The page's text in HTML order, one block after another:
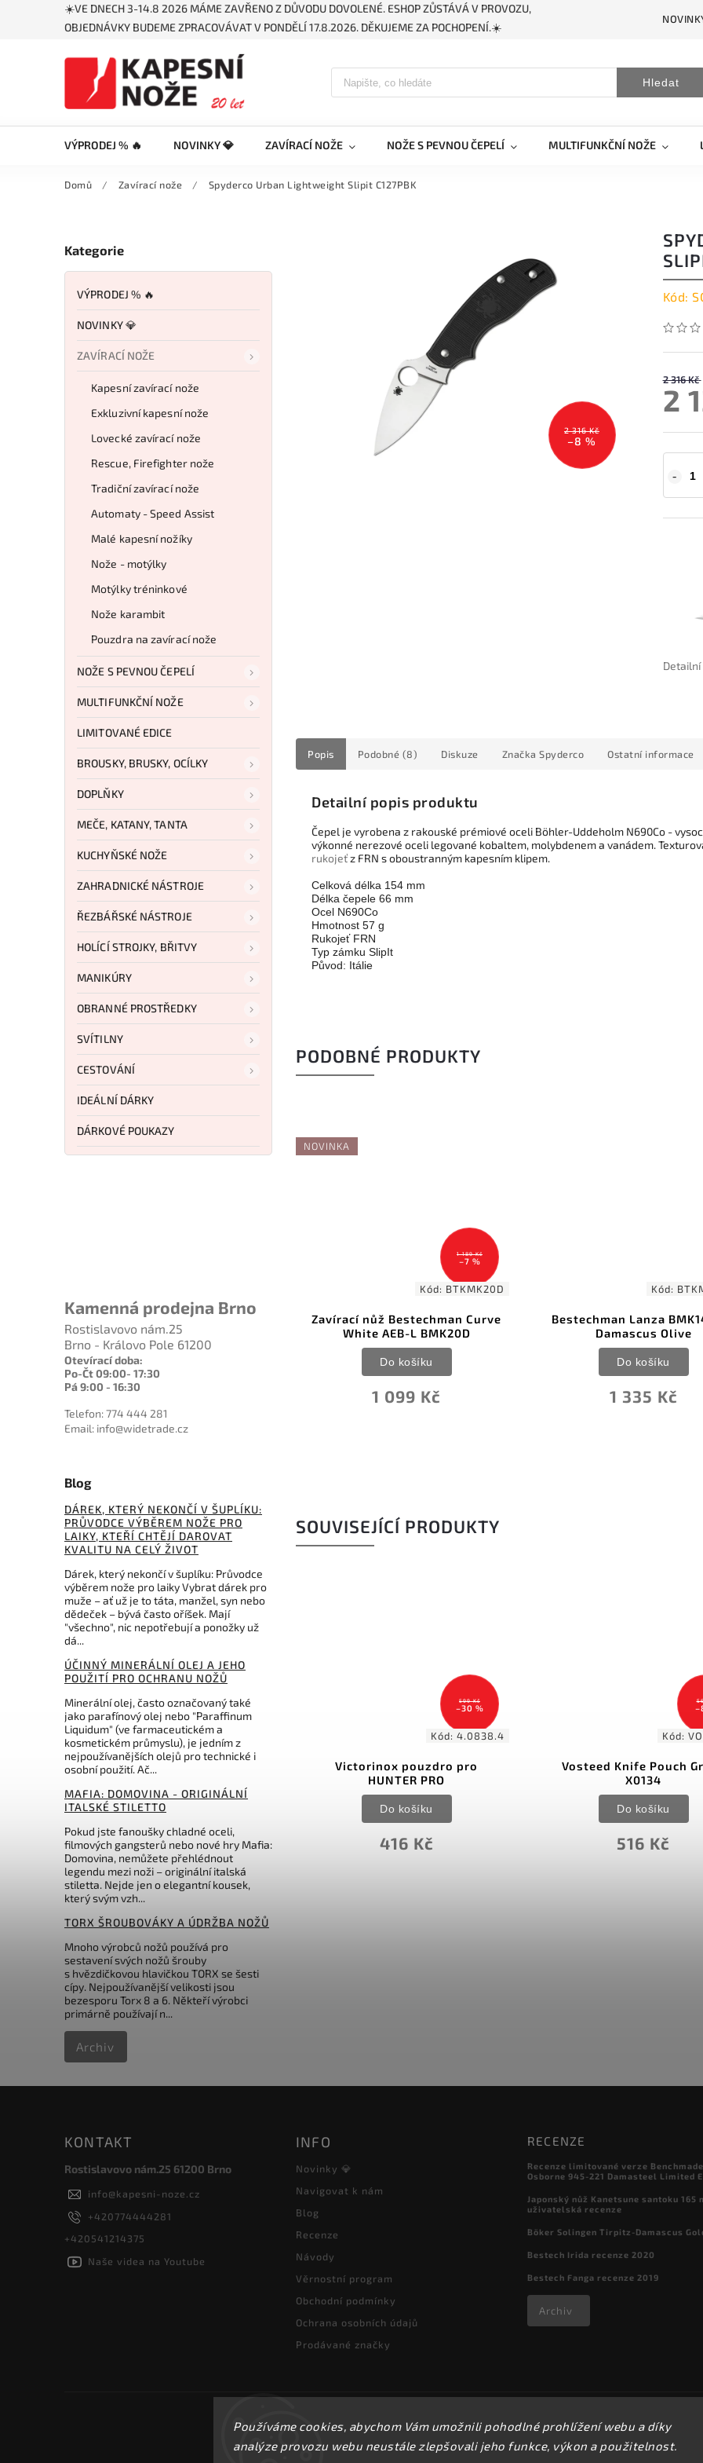
Používáme cookies, abychom Vám umožnili pohodlné prohlížení webu a díky
analýze provozu webu neustále zlepšovali jeho funkce, výkon a použitelnost.
☀️VE DNECH 3-14.8 2026 MÁME ZAVŘENO Z DŮVODU DOVOLENÉ. ESHOP ZŮSTÁVÁ V PROVOZU,
OBJEDNÁVKY BUDEME ZPRACOVÁVAT V PONDĚLÍ 17.8.2026. DĚKUJEME ZA POCHOPENÍ.☀️
Hledat
VÝPRODEJ % 🔥 NOVINKY 💎 ZAVÍRACÍ NOŽE NOŽE S PEVNOU ČEPELÍ MULTIFUNKČNÍ NOŽE
Domů / Zavírací nože / Spyderco Urban Lightweight Slipit C127PBK
Kategorie
VÝPRODEJ % 🔥
NOVINKY 💎
ZAVÍRACÍ NOŽE
Kapesní zavírací nože
Exkluzivní kapesní nože
Lovecké zavírací nože
Rescue, Firefighter nože
Tradiční zavírací nože
Automaty - Speed Assist
Malé kapesní nožíky
Nože - motýlky
Motýlky tréninkové
Nože karambit
Pouzdra na zavírací nože
NOŽE S PEVNOU ČEPELÍ
MULTIFUNKČNÍ NOŽE
LIMITOVANÉ EDICE
BROUSKY, BRUSKY, OCÍLKY
DOPLŇKY
MEČE, KATANY, TANTA
KUCHYŇSKÉ NOŽE
ZAHRADNICKÉ NÁSTROJE
ŘEZBÁŘSKÉ NÁSTROJE
HOLÍCÍ STROJKY, BŘITVY
MANIKÚRY
OBRANNÉ PROSTŘEDKY
SVÍTILNY
CESTOVÁNÍ
IDEÁLNÍ DÁRKY
DÁRKOVÉ POUKAZY
Kamenná prodejna Brno
Rostislavovo nám.25
Brno - Královo Pole 61200
Otevírací doba:
Po-Čt 09:00- 17:30
Pá 9:00 - 16:30
Telefon: 774 444 281
Email: info@widetrade.cz
Blog
DÁREK, KTERÝ NEKONČÍ V ŠUPLÍKU:
PRŮVODCE VÝBĚREM NOŽE PRO
LAIKY, KTEŘÍ CHTĚJÍ DAROVAT
KVALITU NA CELÝ ŽIVOT
Dárek, který nekončí v šuplíku: Průvodce
výběrem nože pro laiky Vybrat dárek pro
muže – ať už je to táta, manžel, syn nebo
dědeček – bývá často oříšek. Mají
"všechno", nic nepotřebují a ponožky už
dá...
ÚČINNÝ MINERÁLNÍ OLEJ A JEHO
POUŽITÍ PRO OCHRANU NOŽŮ
Minerální olej, často označovaný také
jako parafínový olej nebo "Paraffinum
Liquidum" (ve farmaceutickém a
kosmetickém průmyslu), je jedním z
nejpoužívanějších olejů pro technické i
osobní použití. Ač...
MAFIA: DOMOVINA - ORIGINÁLNÍ
ITALSKÉ STILETTO
Pokud jste fanoušky chladné oceli,
filmových gangsterů nebo nové hry Mafia:
Domovina, nemůžete přehlédnout
legendu mezi noži – originální italská
stiletta. Nejde jen o elegantní kousek,
který svým vzh...
TORX ŠROUBOVÁKY A ÚDRŽBA NOŽŮ
Mnoho výrobců nožů používá pro
sestavení svých nožů šrouby
s hvězdičkovou hlavičkou TORX se šesti
cípy. Nejpoužívanější velikosti jsou
bezesporu Torx 8 a 6. Někteří výrobci
primárně používají n...
Archiv
2 316 Kč
–8 %
Kód:
2 316 Kč
2
Popis Podobné (8) Diskuze Značka Spyderco Ostatní informace
Detailní popis produktu
Čepel je vyrobena z rakouské prémiové oceli Böhler-Uddeholm N690Co -
výkonné nerezové oceli legované kobaltem, molybdenem a vanádem.
rukojeťz FRN s oboustranným kapesním klipem.
Celková délka 154 mm
Délka čepele 66 mm
Ocel N690Co
Hmotnost 57 g
Rukojeť FRN
Typ zámku SlipIt
Původ: Itálie
PODOBNÉ PRODUKTY
NOVINKA
Zavírací nůž Bestechman Curve
White AEB-L BMK20D
Kód:BTKMK14D4
Bestechman Lanza BMK14-D-4
Damascus Olive
1 335 Kč
Do košíku
Bestech Knives
Sandvik Purple G10
1 229 Kč
Do košíku
SOUVISEJÍCÍ PRODUKTY
Kód:PA3326BR
Pakistan Brown Leather
398 Kč
Do košíku
599 Kč
–30 %
Kód: 4.0838.4
Victorinox pouzdro pro
HUNTER PRO
416 Kč
Do košíku
Kód:
Vosteed Knife Pouch
X0134
516 Kč
Do košíku
KONTAKT
Rostislavovo nám.25 61200 Brno
info@kapesni-noze.cz
+420774444281
+420541214375
Naše videa na Youtube
INFO
Novinky 💎
Navigovat k nám
Blog
Recenze
Návody
Věrnostní program
Obchodní podmínky
Ochrana osobních údajů
Prodávané značky
RECENZE
Recenze limitované verze
Osborne 945-221 Damasteel Limited
Japonský nůž Kanetsune santoku 165
uživatelská recenze
Böker Solingen Tirpitz-Damascus
Bestech Irida recenze 2020
Bestech Fanga recenze 2019
Archiv
Copyright 2026kapesni-noze.cz . Všechna práva vyhrazena.
Upravit nastavení cookies